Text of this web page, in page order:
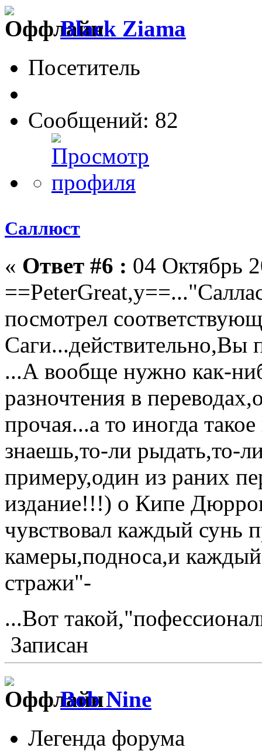
Black Ziama
Посетитель
Сообщений: 82
Саллюст
« Ответ #6 : 04 Октябрь
посмотрел
Саги...действительно,Вы
...А вообще нужно как-
разночтения в
прочая...а то иногда такое
знаешь,то-ли рыдать,то-
примеру,один из раних
издание!!!) о Кипе
чувствовал каждый сунь
камеры,подноса,и
стражи"-
...Вот
Записан
Bob Nine
Легенда форума